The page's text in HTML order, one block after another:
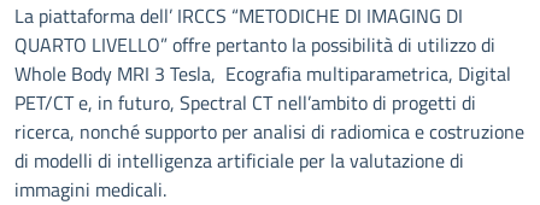
La piattaforma dell’ IRCCS “METODICHE DI IMAGING DI
QUARTO LIVELLO” offre pertanto la possibilità di utilizzo di
Whole Body MRI 3 Tesla, Ecografia multiparametrica, Digital
PET/CT e, in futuro, Spectral CT nell’ambito di progetti di
ricerca, nonché supporto per analisi di radiomica e costruzione
di modelli di intelligenza artificiale per la valutazione di
immagini medicali.